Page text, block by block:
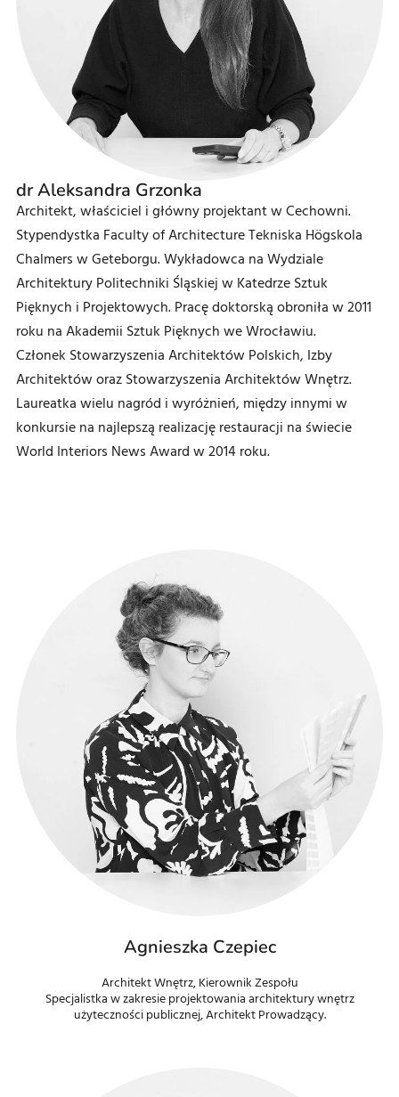
dr Aleksandra Grzonka
Architekt, właściciel i główny projektant w Cechowni.
Stypendystka Faculty of Architecture Tekniska Högskola
Chalmers w Geteborgu. Wykładowca na Wydziale
Architektury Politechniki Śląskiej w Katedrze Sztuk
Pięknych i Projektowych. Pracę doktorską obroniła w 2011
roku na Akademii Sztuk Pięknych we Wrocławiu.
Członek Stowarzyszenia Architektów Polskich, Izby
Architektów oraz Stowarzyszenia Architektów Wnętrz.
Laureatka wielu nagród i wyróżnień, między innymi w
konkursie na najlepszą realizację restauracji na świecie
World Interiors News Award w 2014 roku.
Agnieszka Czepiec
Architekt Wnętrz, Kierownik Zespołu
Specjalistka w zakresie projektowania architektury wnętrz
użyteczności publicznej, Architekt Prowadzący.